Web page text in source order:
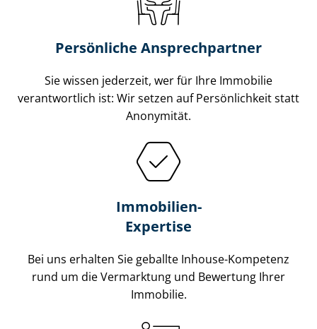
Persönliche Ansprechpartner
Sie wissen jederzeit, wer für Ihre Immobilie
verantwortlich ist: Wir setzen auf Persönlichkeit statt
Anonymität.
Immobilien-
Expertise
Bei uns erhalten Sie geballte Inhouse-Kompetenz
rund um die Vermarktung und Bewertung Ihrer
Immobilie.